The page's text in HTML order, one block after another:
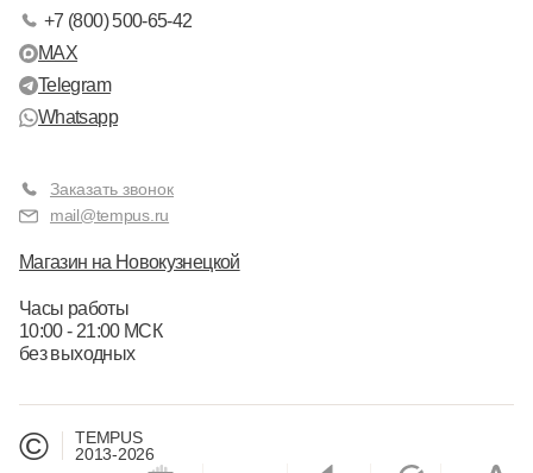
+7 (800) 500-65-42
MAX
Telegram
Whatsapp
Заказать звонок
mail@tempus.ru
Магазин на Новокузнецкой
Часы работы
10:00 - 21:00 МСК
без выходных
©
TEMPUS
2013-2026